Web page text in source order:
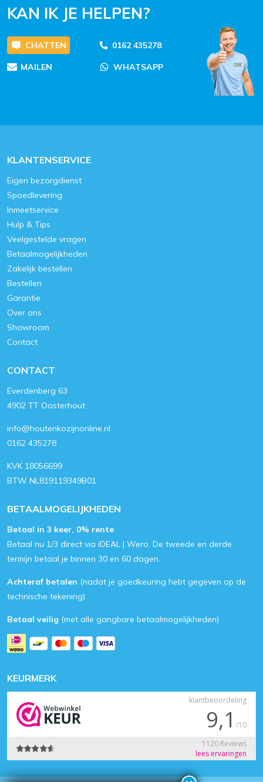
KAN IK JE HELPEN?
CHATTEN 0162 435278
MAILEN WHATSAPP
KLANTENSERVICE
Eigen bezorgdienst
Spoedlevering
Inmeetservice
Hulp & Tips
Veelgestelde vragen
Betaalmogelijkheden
Zakelijk bestellen
Bestellen
Garantie
Over ons
Showroom
Contact
CONTACT
Everdenberg 63
4902 TT Oosterhout
info@houtenkozijnonline.nl
0162 435278
KVK 18056699
BTW NL819119349B01
BETAALMOGELIJKHEDEN
Betaal in 3 keer, 0% rente
Betaal nu 1/3 direct via iDEAL | Wero. De tweede en derde
termijn betaal je binnen 30 en 60 dagen.
Achteraf betalen (nadat je goedkeuring hebt gegeven op de
technische tekening)
Betaal veilig (met alle gangbare betaalmogelijkheden)
KEURMERK